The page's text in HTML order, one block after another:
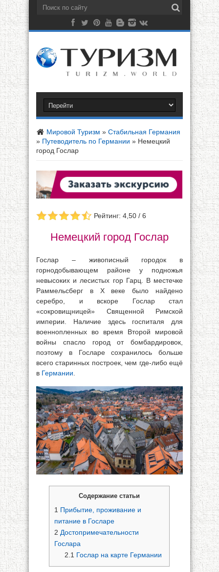
Мировой Туризм » Стабильная Германия
» Путеводитель по Германии » Немецкий
город Гослар
Рейтинг: 4,50 / 6
Немецкий город Гослар
Гослар – живописный городок в
горнодобывающем районе у подножья
невысоких и лесистых гор Гарц. В местечке
Раммельсберг в X веке было найдено
серебро, и вскоре Гослар стал
«сокровищницей» Священной Римской
империи. Наличие здесь госпиталя для
военнопленных во время Второй мировой
войны спасло город от бомбардировок,
поэтому в Госларе сохранилось больше
всего старинных построек, чем где-либо ещё
в Германии.
Содержание статьи
1 Прибытие, проживание и
питание в Госларе
2 Достопримечательности
Гослара
2.1 Гослар на карте Германии